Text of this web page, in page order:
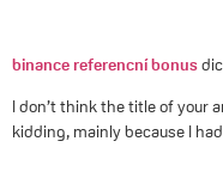
binance referencní bonus
I don’t think the title of your
kidding, mainly because I